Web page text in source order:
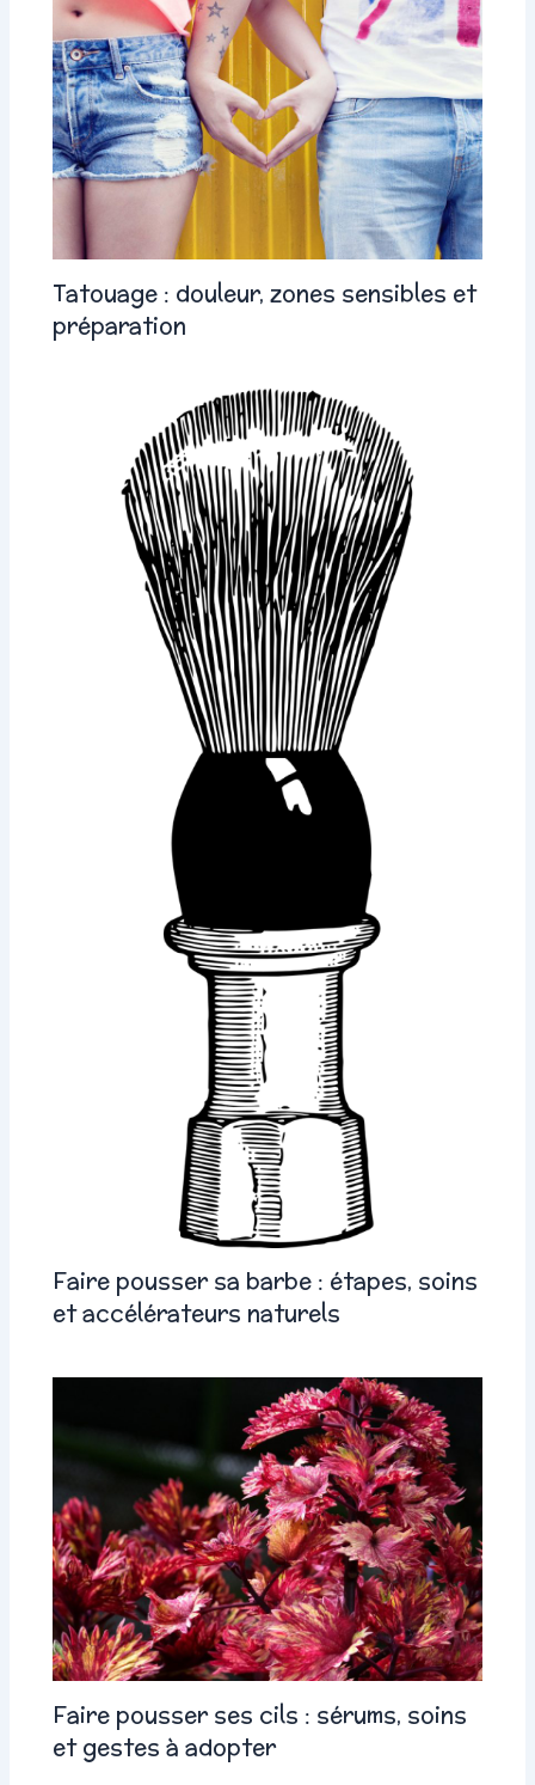
Tatouage : douleur, zones sensibles et
préparation
Faire pousser sa barbe : étapes, soins
et accélérateurs naturels
Faire pousser ses cils : sérums, soins
et gestes à adopter